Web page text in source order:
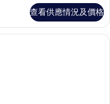
查看供應情況及價格